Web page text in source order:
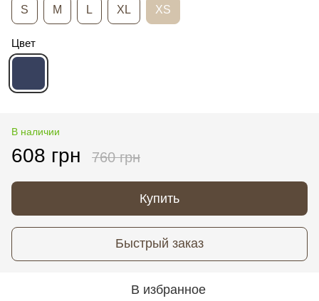
S M L XL XS
Цвет
В наличии
608 грн 760 грн
Купить
Быстрый заказ
В избранное